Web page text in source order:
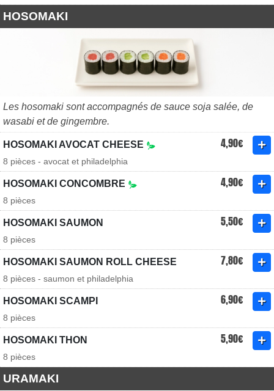
HOSOMAKI
Les hosomaki sont accompagnés de sauce soja salée, de
wasabi et de gingembre.
HOSOMAKI AVOCAT CHEESE 4,90€
8 pièces - avocat et philadelphia
HOSOMAKI CONCOMBRE 4,90€
8 pièces
HOSOMAKI SAUMON 5,50€
8 pièces
HOSOMAKI SAUMON ROLL CHEESE 7,80€
8 pièces - saumon et philadelphia
HOSOMAKI SCAMPI 6,90€
8 pièces
HOSOMAKI THON 5,90€
8 pièces
URAMAKI